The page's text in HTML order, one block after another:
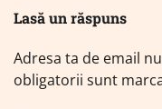
Lasă un răspuns
Adresa ta de email
obligatorii sunt